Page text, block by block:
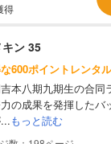
得
ン 35
600ポイントレンタル
本八期九期生の合同
の成果を発揮したバ
もっと読む